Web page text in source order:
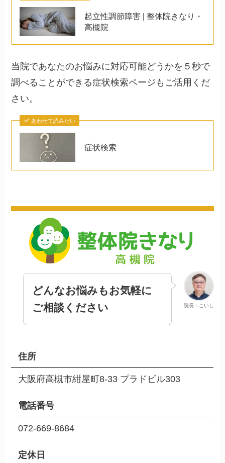
起立性調節障害 | 整体院きなり・
高槻院
当院であなたのお悩みに対応可能どうかを５秒で
調べることができる症状検索ページもご活用くだ
さい。
あわせて読みたい
症状検索
院長：こいし
どんなお悩みもお気軽に
ご相談ください
住所
大阪府高槻市紺屋町8-33 プラドビル303
電話番号
072-669-8684
定休日